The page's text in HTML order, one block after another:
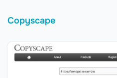
Copyscape